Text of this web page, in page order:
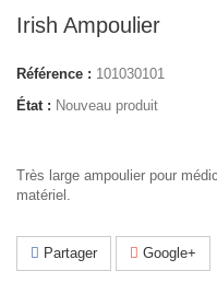
Irish Ampoulier
Référence : 101030101
État : Nouveau produit
Très large ampoulier pour
matériel.
Partager Google+